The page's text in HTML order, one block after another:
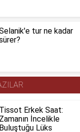
tur ne kadar
Tissot Erkek Saat:
Zamanın İncelikle
Buluştuğu Lüks